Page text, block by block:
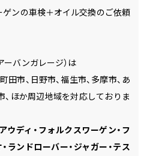
ゲンの車検＋オイル交換のご依頼
ーバンガレージ）は
田市、日野市、福生市、多摩市、あ
、ほか周辺地域を対応しておりま
ウディ・フォルクスワーゲン・フ
ランドローバー・ジャガー・テス